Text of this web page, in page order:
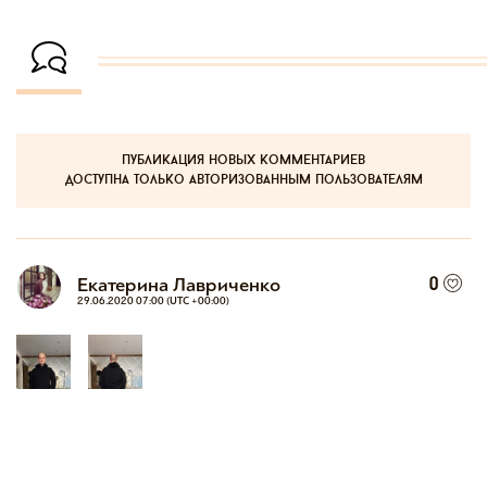
публикация новых комментариев
доступна только авторизованным пользователям
Екатерина Лавриченко
29.06.2020 07:00 (UTC +00:00)
0